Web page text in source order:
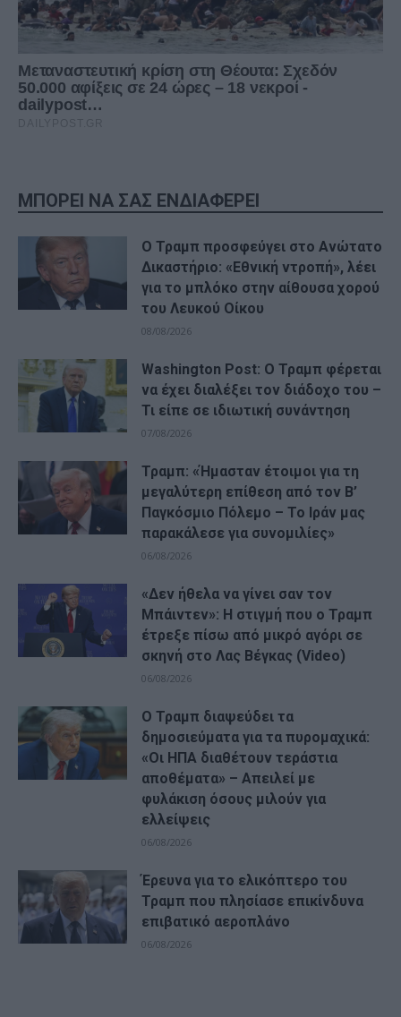
ΜΠΟΡΕΙ ΝΑ ΣΑΣ ΕΝΔΙΑΦΕΡΕΙ
Ο Τραμπ προσφεύγει στο Ανώτατο
Δικαστήριο: «Εθνική ντροπή», λέει
για το μπλόκο στην αίθουσα χορού
του Λευκού Οίκου
08/08/2026
Washington Post: Ο Τραμπ φέρεται
να έχει διαλέξει τον διάδοχο του –
Τι είπε σε ιδιωτική συνάντηση
07/08/2026
Τραμπ: «Ήμασταν έτοιμοι για τη
μεγαλύτερη επίθεση από τον Β’
Παγκόσμιο Πόλεμο – Το Ιράν μας
παρακάλεσε για συνομιλίες»
06/08/2026
«Δεν ήθελα να γίνει σαν τον
Μπάιντεν»: Η στιγμή που ο Τραμπ
έτρεξε πίσω από μικρό αγόρι σε
σκηνή στο Λας Βέγκας (Video)
06/08/2026
Ο Τραμπ διαψεύδει τα
δημοσιεύματα για τα πυρομαχικά:
«Οι ΗΠΑ διαθέτουν τεράστια
αποθέματα» – Απειλεί με
φυλάκιση όσους μιλούν για
ελλείψεις
06/08/2026
Έρευνα για το ελικόπτερο του
Τραμπ που πλησίασε επικίνδυνα
επιβατικό αεροπλάνο
06/08/2026